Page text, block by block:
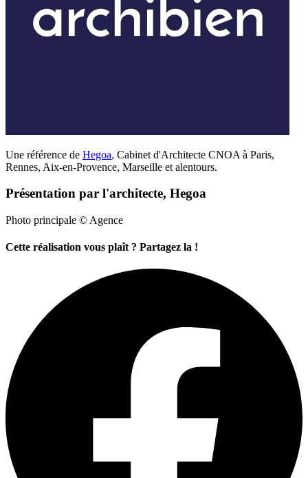
Une référence de Hegoa, Cabinet d'Architecte CNOA à Paris,
Rennes, Aix-en-Provence, Marseille et alentours.
Présentation par l'architecte, Hegoa
Photo principale © Agence
Cette réalisation vous plaît ? Partagez la !